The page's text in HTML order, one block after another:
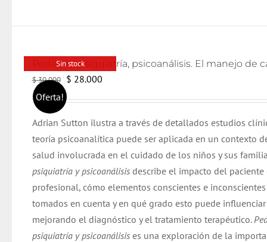
Sin stock
Oferta!
$30.000
El
precio
era:
$ 30.000.
$ 28.000El
es:
$ 28.000.
Adrian Sutton ilustra a través de detallados estudios
teoría psicoanalítica puede ser aplicada en un contexto
salud involucrada en el cuidado de los niños y sus
psiquiatría y psicoanálisisdescribe el impacto del paciente
profesional, cómo elementos conscientes e
tomados en cuenta y en qué grado esto puede
mejorando el diagnóstico y el tratamiento terapéutico.
psiquiatría y psicoanálisis es una exploración de la